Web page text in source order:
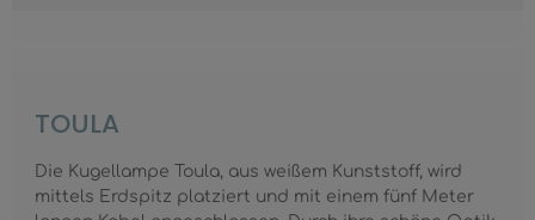
TOULA
Die Kugellampe Toula, aus weißem Kunststoff, wird
mittels Erdspitz platziert und mit einem fünf Meter